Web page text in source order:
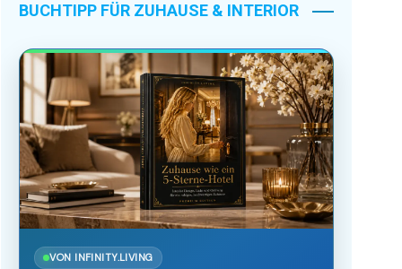
BUCHTIPP FÜR ZUHAUSE & INTERIOR
VON INFINITY.LIVING